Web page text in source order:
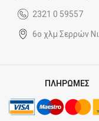
2321 0 59557
6ο χλμ Σερρών
ΠΛΗΡΩΜΕΣ